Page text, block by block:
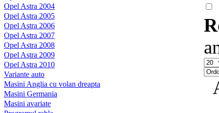
Opel Astra 2004
Opel Astra 2005
Opel Astra 2006
Opel Astra 2007
Opel Astra 2008
Opel Astra 2009
Opel Astra 2010
Variante auto
Masini Anglia cu volan dreapta
Masini Germania
Masini avariate